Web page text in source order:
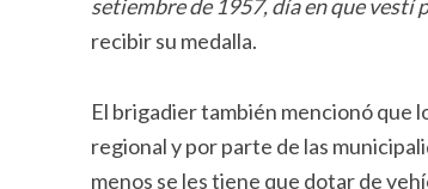
setiembre de 1957, día en que vestí
recibir su medalla.
El brigadier también mencionó que
regional y por parte de las
menos se les tiene que dotar de